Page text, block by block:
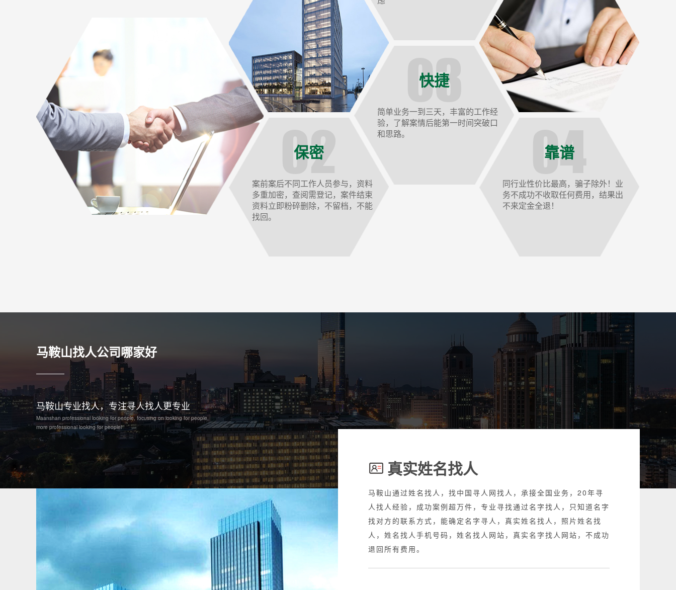
保密
案前案后不同工作人员参与，资料
多重加密，查阅需登记，案件结束
资料立即粉碎删除，不留档，不能
找回。
快捷
简单业务一到三天，丰富的工作经
验，了解案情后能第一时间突破口
和思路。
靠谱
同行业性价比最高，骗子除外！业
务不成功不收取任何费用，结果出
不来定金全退！
马鞍山找人公司哪家好
马鞍山专业找人，专注寻人找人更专业
Maanshan professional looking for people, focusing on looking for people,
more professional looking for peoplel
车牌号找人
人找人经验，成功案例超万件，专业找车平台，知道车牌寻人找车，
车丢了怎么找车最快，通过车找人信息，按揭车丢了怎么查，抵押车
找回，租车行车辆找回，车牌号找人怎么找人，专业找人车服务，找
到了给付费用，不成功不收费。
真实姓名找人
马鞍山通过姓名找人，找中国寻人网找人，承接全国业务，20年寻
人找人经验，成功案例超万件，专业寻找通过名字找人，只知道名字
找对方的联系方式，能确定名字寻人，真实姓名找人，照片姓名找
人，姓名找人手机号码，姓名找人网站，真实名字找人网站，不成功
退回所有费用。